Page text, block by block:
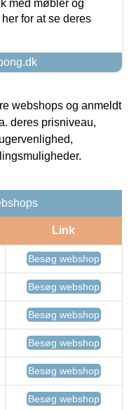
med møbler og
for at se deres
webshops og anmeldt
deres prisniveau,
Link
Besøg webshop
Besøg webshop
Besøg webshop
Besøg webshop
Besøg webshop
Besøg webshop